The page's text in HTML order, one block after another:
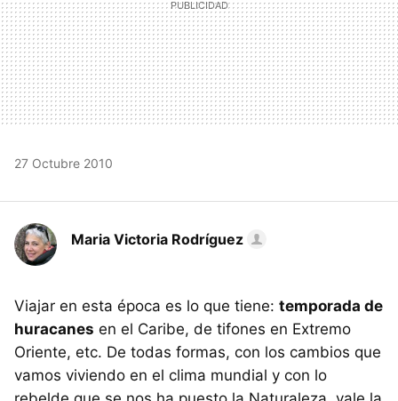
27 Octubre 2010
Maria Victoria Rodríguez
Viajar en esta época es lo que tiene: temporada de
huracanes en el Caribe, de tifones en Extremo
Oriente, etc. De todas formas, con los cambios que
vamos viviendo en el clima mundial y con lo